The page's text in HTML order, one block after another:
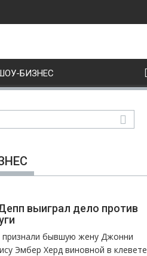
БИЗНЕС
выиграл дело против
бывшую жену Джонни
Эмбер Херд виновной в клевете